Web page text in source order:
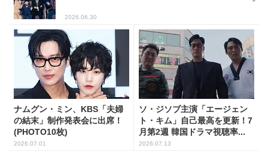
2026.06.30
ナムグン・ミン、KBS「夫婦
の結末」制作発表会に出席！
(PHOTO10枚)
2026.07.01
ソ・ジソブ主演「エージェン
ト・キム」自己最高を更新！7
月第2週 韓国ドラマ視聴率...
2026.07.13